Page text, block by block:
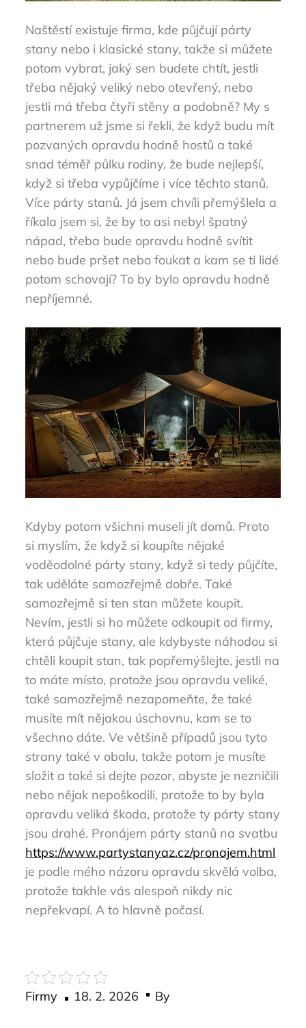
Naštěstí existuje firma, kde půjčují párty
stany nebo i klasické stany, takže si můžete
potom vybrat, jaký sen budete chtít, jestli
třeba nějaký veliký nebo otevřený, nebo
jestli má třeba čtyři stěny a podobně? My s
partnerem už jsme si řekli, že když budu mít
pozvaných opravdu hodně hostů a také
snad téměř půlku rodiny, že bude nejlepší,
když si třeba vypůjčíme i více těchto stanů.
Více párty stanů. Já jsem chvíli přemýšlela a
říkala jsem si, že by to asi nebyl špatný
nápad, třeba bude opravdu hodně svítit
nebo bude pršet nebo foukat a kam se ti lidé
potom schovají? To by bylo opravdu hodně
nepříjemné.
Kdyby potom všichni museli jít domů. Proto
si myslím, že když si koupíte nějaké
voděodolné párty stany, když si tedy půjčíte,
tak uděláte samozřejmě dobře. Také
samozřejmě si ten stan můžete koupit.
Nevím, jestli si ho můžete odkoupit od firmy,
která půjčuje stany, ale kdybyste náhodou si
chtěli koupit stan, tak popřemýšlejte, jestli na
to máte místo, protože jsou opravdu veliké,
také samozřejmě nezapomeňte, že také
musíte mít nějakou úschovnu, kam se to
všechno dáte. Ve většině případů jsou tyto
strany také v obalu, takže potom je musíte
složit a také si dejte pozor, abyste je nezničili
nebo nějak nepoškodili, protože to by byla
opravdu veliká škoda, protože ty párty stany
jsou drahé. Pronájem párty stanů na svatbu
https://www.partystanyaz.cz/pronajem.html
je podle mého názoru opravdu skvělá volba,
protože takhle vás alespoň nikdy nic
nepřekvapí. A to hlavně počasí.
Firmy
Posted
18. 2. 2026 By